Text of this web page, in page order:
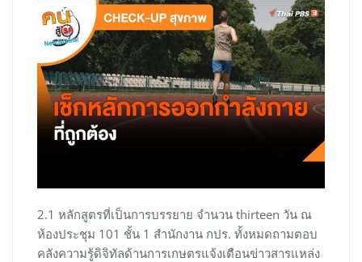
2.1 หลักสูตรที่เป็นการบรรยาย จำนวน thirteen วัน ณ
ห้องประชุม 101 ชั้น 1 สำนักงาน กปร. ทั้งหมดถามตอบ
คลังความรู้ดิจิทัลด้านการเกษตรแจ้งเตือนข่าวสารแหล่ง